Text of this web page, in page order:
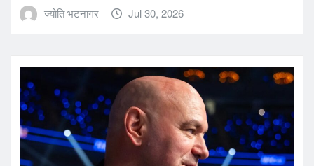
ज्योति भटनागर Jul 30, 2026